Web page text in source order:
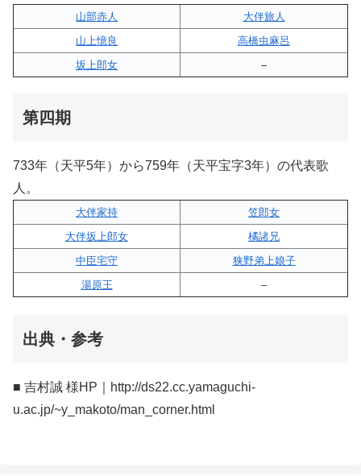
山部赤人
大伴旅人
山上憶良
高橋虫麻呂
坂上郎女
–
第四期
733年（天平5年）から759年（天平宝字3年）の代表歌
人。
大伴家持
笠郎女
大伴坂上郎女
橘諸兄
中臣宅守
狭野弟上娘子
湯原王
–
出典・参考
■ 吉村誠 様HP｜http://ds22.cc.yamaguchi-
u.ac.jp/~y_makoto/man_corner.html